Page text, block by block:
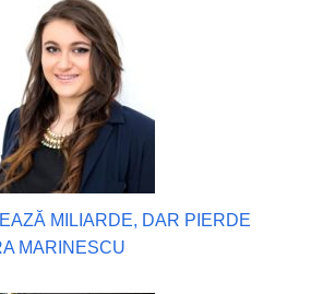
MILIARDE, DAR PIERDE
MARINESCU